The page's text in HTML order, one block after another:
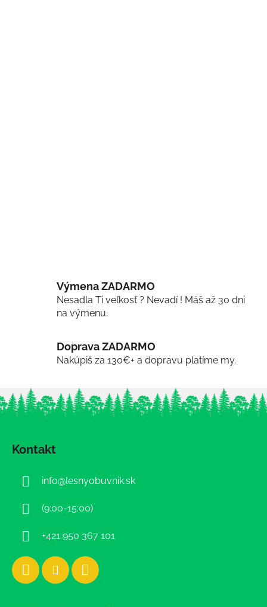
Výmena ZADARMO
Nesadla Ti veľkosť ? Nevadí ! Máš až 30 dni
na výmenu.
Doprava ZADARMO
Nakúpiš za 130€+ a dopravu platíme my.
Kontakt
info@lesnyobuvnik.sk
(9:00-15:00)
+421 950 367 101